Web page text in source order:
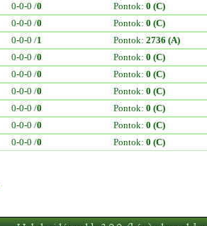
0-0-0 /0 Pontok: 0 (C)
0-0-0 /0 Pontok: 0 (C)
0-0-0 /1 Pontok: 2736 (A)
0-0-0 /0 Pontok: 0 (C)
0-0-0 /0 Pontok: 0 (C)
0-0-0 /0 Pontok: 0 (C)
0-0-0 /0 Pontok: 0 (C)
0-0-0 /0 Pontok: 0 (C)
0-0-0 /0 Pontok: 0 (C)